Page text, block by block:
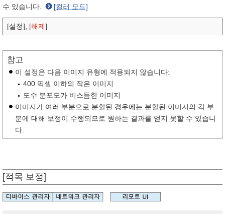
수 있습니다.
[컬러 모드]
[설정], [해제]
참고
이 설정은 다음 이미지 유형에 적용되지 않습니다:
400 픽셀 이하의 작은 이미지
도수 분포도가 비스듬한 이미지
이미지가 여러 부분으로 분할된 경우에는 분할된 이미지의 각 부
분에 대해 보정이 수행되므로 원하는 결과를 얻지 못할 수 있습니
다.
[적목 보정]